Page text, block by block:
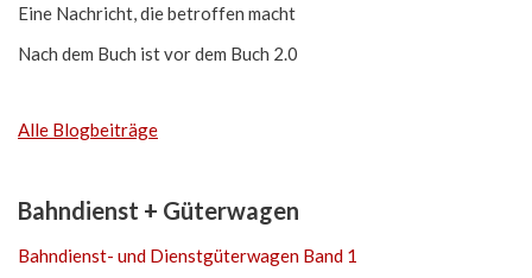
Eine Nachricht, die betroffen macht
Nach dem Buch ist vor dem Buch 2.0
Alle Blogbeiträge
Bahndienst + Güterwagen
Bahndienst- und Dienstgüterwagen Band 1